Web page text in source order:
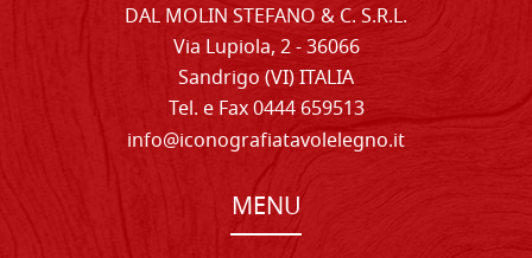
DAL MOLIN STEFANO & C. S.R.L.
Via Lupiola, 2 - 36066
Sandrigo (VI) ITALIA
Tel. e Fax 0444 659513
info@iconografiatavolelegno.it
MENU